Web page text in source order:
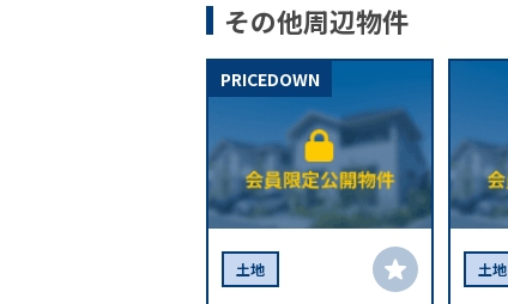
その他周辺物件
PRICEDOWN
土地 土地